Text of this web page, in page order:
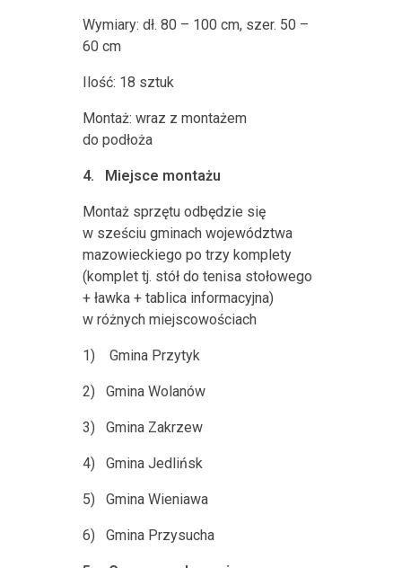
Wymiary: dł. 80 – 100 cm, szer. 50 –
60 cm
Ilość: 18 sztuk
Montaż: wraz z montażem
do podłoża
4. Miejsce montażu
Montaż sprzętu odbędzie się
w sześciu gminach województwa
mazowieckiego po trzy komplety
(komplet tj. stół do tenisa stołowego
+ ławka + tablica informacyjna)
w różnych miejscowościach
1) Gmina Przytyk
2) Gmina Wolanów
3) Gmina Zakrzew
4) Gmina Jedlińsk
5) Gmina Wieniawa
6) Gmina Przysucha